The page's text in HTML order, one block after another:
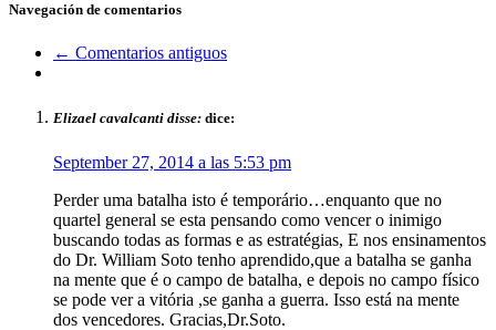
Navegación de comentarios
← Comentarios antiguos
Elizael cavalcanti disse: dice:
September 27, 2014 a las 5:53 pm
Perder uma batalha isto é temporário…enquanto que no
quartel general se esta pensando como vencer o inimigo
buscando todas as formas e as estratégias, E nos ensinamentos
do Dr. William Soto tenho aprendido,que a batalha se ganha
na mente que é o campo de batalha, e depois no campo físico
se pode ver a vitória ,se ganha a guerra. Isso está na mente
dos vencedores. Gracias,Dr.Soto.